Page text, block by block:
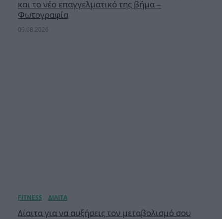
και το νέο επαγγελματικό της βήμα –
Φωτογραφία
09.08.2026
Δίαιτα για να αυξήσεις τον μεταβολισμό σου